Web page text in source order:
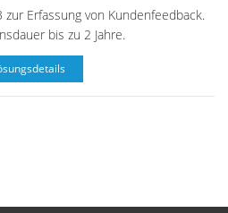
Erfassung von Kundenfeedback.
bis zu 2 Jahre.